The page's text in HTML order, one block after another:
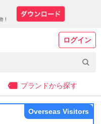
ログイン
ブランドから探す
Overseas Visitors